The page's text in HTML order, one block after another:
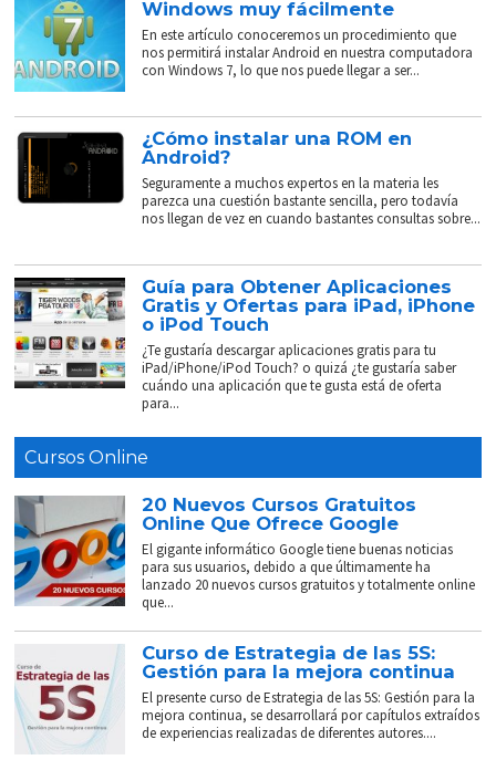
Windows muy fácilmente
En este artículo conoceremos un procedimiento que
nos permitirá instalar Android en nuestra computadora
con Windows 7, lo que nos puede llegar a ser...
¿Cómo instalar una ROM en
Android?
Seguramente a muchos expertos en la materia les
parezca una cuestión bastante sencilla, pero todavía
nos llegan de vez en cuando bastantes consultas sobre...
Guía para Obtener Aplicaciones
Gratis y Ofertas para iPad, iPhone
o iPod Touch
¿Te gustaría descargar aplicaciones gratis para tu
iPad/iPhone/iPod Touch? o quizá ¿te gustaría saber
cuándo una aplicación que te gusta está de oferta
para...
Cursos Online
20 Nuevos Cursos Gratuitos
Online Que Ofrece Google
El gigante informático Google tiene buenas noticias
para sus usuarios, debido a que últimamente ha
lanzado 20 nuevos cursos gratuitos y totalmente online
que...
Curso de Estrategia de las 5S:
Gestión para la mejora continua
El presente curso de Estrategia de las 5S: Gestión para la
mejora continua, se desarrollará por capítulos extraídos
de experiencias realizadas de diferentes autores....